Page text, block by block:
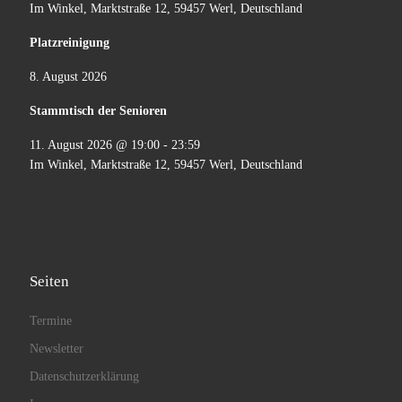
Im Winkel, Marktstraße 12, 59457 Werl, Deutschland
Platzreinigung
8. August 2026
Stammtisch der Senioren
11. August 2026 @ 19:00 - 23:59
Im Winkel, Marktstraße 12, 59457 Werl, Deutschland
Seiten
Termine
Newsletter
Datenschutzerklärung